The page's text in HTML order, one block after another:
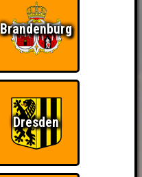
Brandenburg
Dresden